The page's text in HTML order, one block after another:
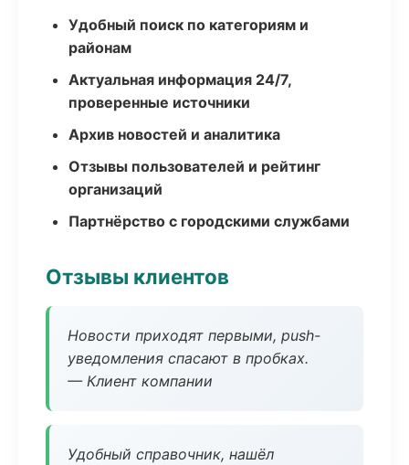
Удобный поиск по категориям и
районам
Актуальная информация 24/7,
проверенные источники
Архив новостей и аналитика
Отзывы пользователей и рейтинг
организаций
Партнёрство с городскими службами
Отзывы клиентов
Новости приходят первыми, push-
уведомления спасают в пробках.
— Клиент компании
Удобный справочник, нашёл